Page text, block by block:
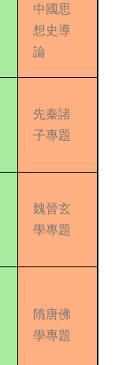
中國思
想史導
論
先秦諸
子專題
魏晉玄
學專題
隋唐佛
學專題